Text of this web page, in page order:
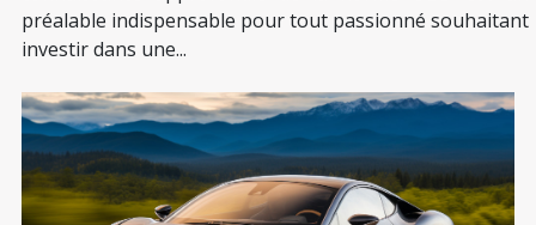
préalable indispensable pour tout passionné souhaitant
investir dans une...